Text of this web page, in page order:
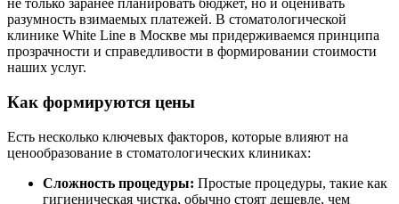
не только заранее планировать бюджет, но и оценивать
разумность взимаемых платежей. В стоматологической
клинике White Line в Москве мы придерживаемся принципа
прозрачности и справедливости в формировании стоимости
наших услуг.
Как формируются цены
Есть несколько ключевых факторов, которые влияют на
ценообразование в стоматологических клиниках:
Сложность процедуры: Простые процедуры, такие как
гигиеническая чистка, обычно стоят дешевле, чем